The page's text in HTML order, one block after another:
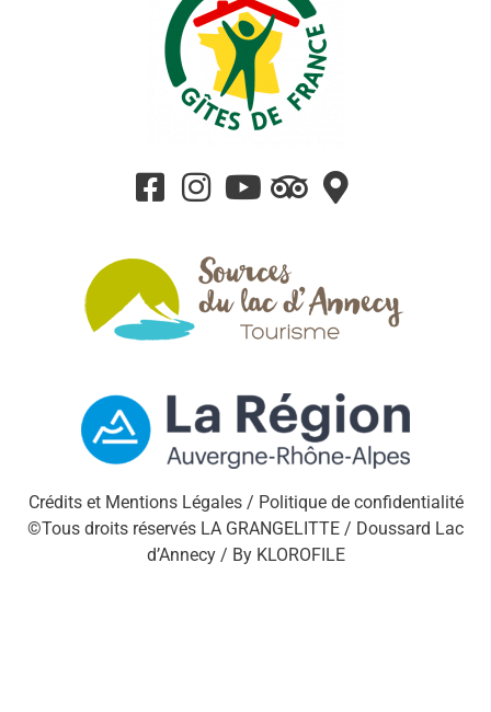
Crédits et Mentions Légales / Politique de confidentialité
©Tous droits réservés LA GRANGELITTE / Doussard Lac
d’Annecy / By KLOROFILE